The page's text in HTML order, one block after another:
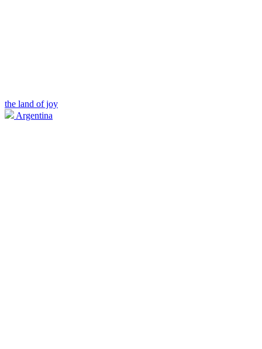
the land of joy
Argentina